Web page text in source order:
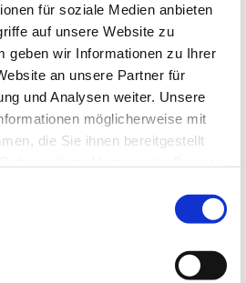
für soziale Medien anbieten
auf unsere Website zu
geben wir Informationen zu Ihrer
an unsere Partner für
und Analysen weiter. Unsere
möglicherweise mit
die Sie ihnen bereitgestellt
von